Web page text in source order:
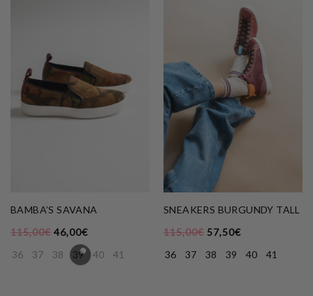
BAMBA’S SAVANA
115,00€ 46,00€
36
37 38 39 40 41
SNEAKERS BURGUNDY TALL
115,00€ 57,50€
36
37 38 39 40 41